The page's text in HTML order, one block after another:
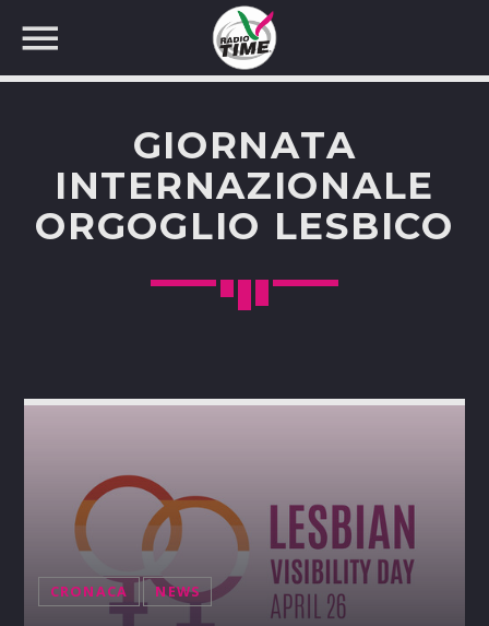
CERCA NEL SITO WEB:
GIORNATA
INTERNAZIONALE
ORGOGLIO LESBICO
CRONACA NEWS